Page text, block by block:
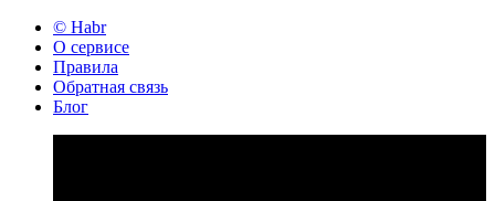
© Habr
О сервисе
Правила
Обратная связь
Блог